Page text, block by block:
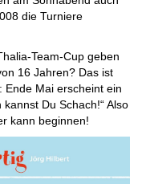
die Turniere
Team-Cup geben
16 Jahren? Das ist
Ende Mai erscheint ein
Du Schach!“ Also
kann beginnen!